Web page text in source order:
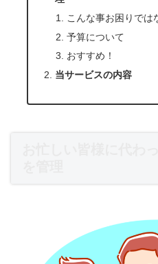
こんな事お困りでは
予算について
おすすめ！
当サービスの内容